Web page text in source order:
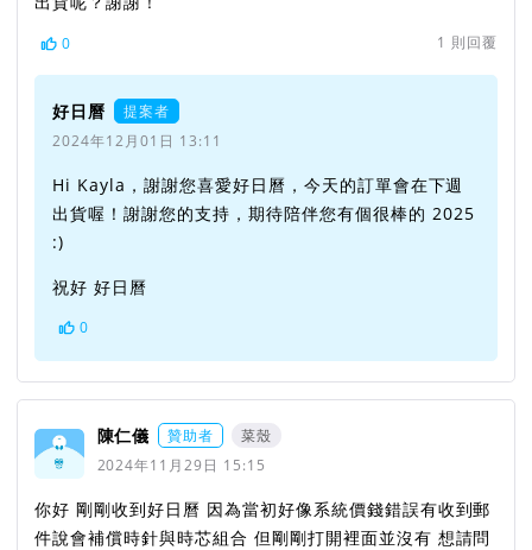
0 1 則回覆
好日曆
提案者
2024年12月01日 13:11
Hi Kayla，謝謝您喜愛好日曆，今天的訂單會在下週
出貨喔！謝謝您的支持，期待陪伴您有個很棒的 2025
:)
祝好 好日曆
0
陳仁儀 贊助者
菜殼
2024年11月29日 15:15
你好 剛剛收到好日曆 因為當初好像系統價錢錯誤有收到郵
件說會補償時針與時芯組合 但剛剛打開裡面並沒有 想請問